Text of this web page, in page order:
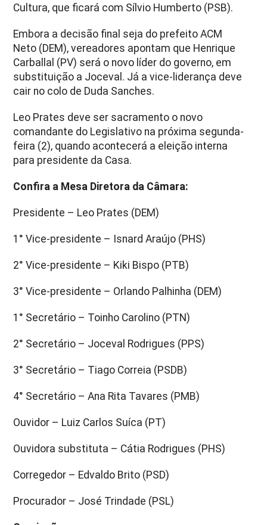
Cultura, que ficará com Sílvio Humberto (PSB).
Embora a decisão final seja do prefeito ACM
Neto (DEM), vereadores apontam que Henrique
Carballal (PV) será o novo líder do governo, em
substituição a Joceval. Já a vice-liderança deve
cair no colo de Duda Sanches.
Leo Prates deve ser sacramento o novo
comandante do Legislativo na próxima segunda-
feira (2), quando acontecerá a eleição interna
para presidente da Casa.
Confira a Mesa Diretora da Câmara:
Presidente – Leo Prates (DEM)
1° Vice-presidente – Isnard Araújo (PHS)
2° Vice-presidente – Kiki Bispo (PTB)
3° Vice-presidente – Orlando Palhinha (DEM)
1° Secretário – Toinho Carolino (PTN)
2° Secretário – Joceval Rodrigues (PPS)
3° Secretário – Tiago Correia (PSDB)
4° Secretário – Ana Rita Tavares (PMB)
Ouvidor – Luiz Carlos Suíca (PT)
Ouvidora substituta – Cátia Rodrigues (PHS)
Corregedor – Edvaldo Brito (PSD)
Procurador – José Trindade (PSL)